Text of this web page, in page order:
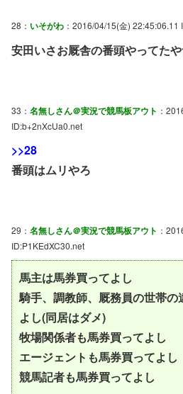
28： いそがわ ：2016/04/15(金) 22:45:06.11
安田いさお厩舎の番頭やってた
33： 名無しさん＠実況で競馬板アウト ：
ID:b+2nXcUa0.net
>>28
番頭はムリやろ
29： 名無しさん＠実況で競馬板アウト ：
ID:P1KEdXC30.net
馬主は馬券買ってよし
騎手、調教師、厩務員の世帯
よし(同居はダメ)
牧場関係者も馬券買ってよし
エージェントも馬券買ってよし
競馬記者も馬券買ってよし